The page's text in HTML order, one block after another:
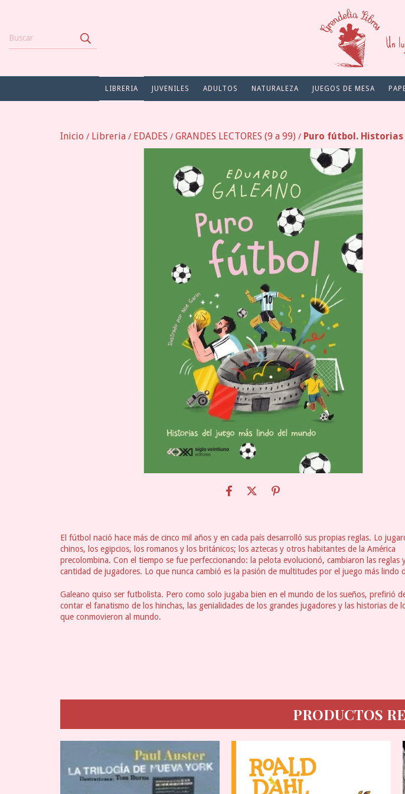
LIBRERIA JUVENILES ADULTOS NATURALEZA JUEGOS DE MESA
Inicio / Libreria / EDADES / GRANDES LECTORES (9 a 99) / Puro fútbol. Historias
El fútbol nació hace más de cinco mil años y en cada país desarrolló sus propias reglas. Lo
chinos, los egipcios, los romanos y los británicos; los aztecas y otros habitantes de la América
precolombina. Con el tiempo se fue perfeccionando: la pelota evolucionó, cambiaron las reglas
cantidad de jugadores. Lo que nunca cambió es la pasión de multitudes por el juego más lindo
Galeano quiso ser futbolista. Pero como solo jugaba bien en el mundo de los sueños, prefirió
contar el fanatismo de los hinchas, las genialidades de los grandes jugadores y las historias de
que conmovieron al mundo.
PRODUCTOS